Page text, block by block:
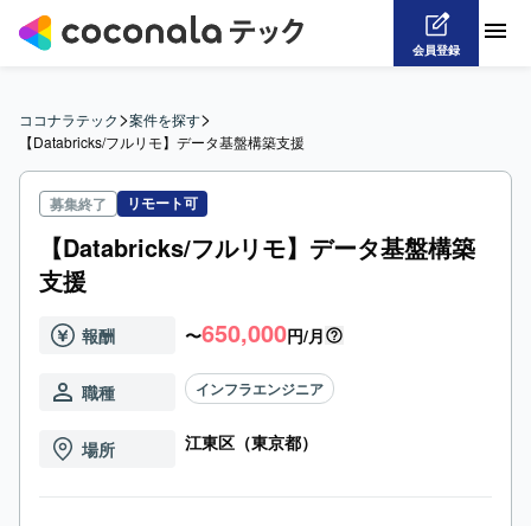
会員登録
ココナラテック>案件を探す>
【Databricks/フルリモ】データ基盤構築支援
募集終了 リモート可
【Databricks/フルリモ】データ基盤構築
支援
報酬 〜650,000円/月
職種 インフラエンジニア
場所 江東区（東京都）